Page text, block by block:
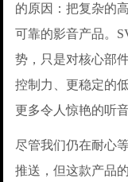
的原因：把复杂的
可靠的影音产品。
势，只是对核心部
控制力、更稳定的
更多令人惊艳的听音
尽管我们仍在耐心
推送，但这款产品